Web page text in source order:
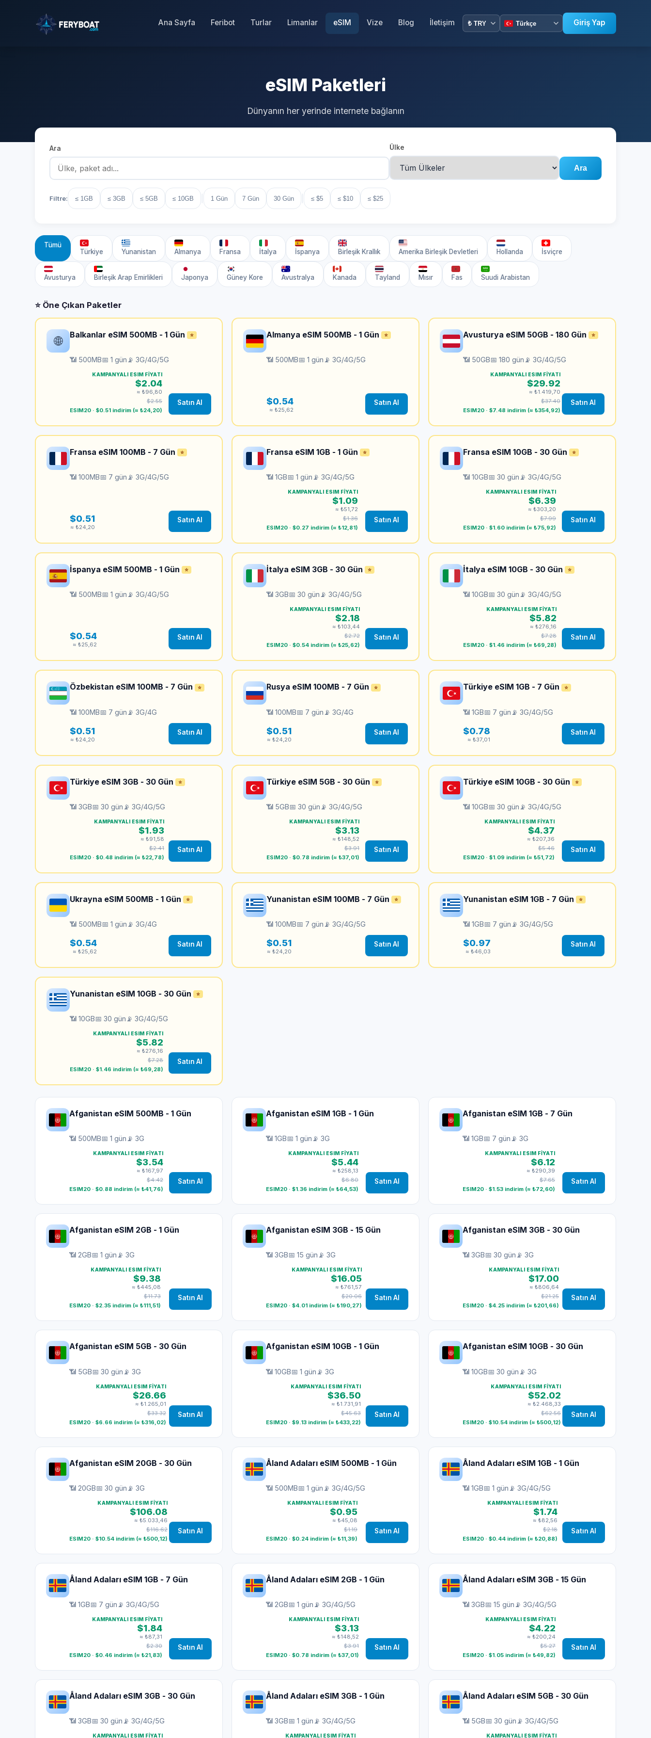
Ana Sayfa Feribot Turlar Limanlar eSIM Vize Blog İletişim Giriş Yap
eSIM Paketleri
Dünyanın her yerinde internete bağlanın
Ara Ülke
Ara
Filtre: ≤ 1GB ≤ 3GB ≤ 5GB ≤ 10GB 1 Gün 7 Gün 30 Gün ≤ $5 ≤ $10 ≤ $25
Tümü
Türkiye
Yunanistan Almanya Fransa İtalya İspanya Birleşik Krallık Amerika Birleşik Devletleri Hollanda İsviçre
Avusturya Birleşik Arap Emirlikleri Japonya Güney Kore Avustralya Kanada Tayland Mısır Fas Suudi Arabistan
⭐ Öne Çıkan Paketler
🌐 Balkanlar eSIM 500MB - 1 Gün ⭐
📶 500MB📅 1 gün 📡 3G/4G/5G
KAMPANYALI ESIM FIYATI
$2.04
≈ ₺96,80
$2.55
ESIM20 · $0.51 indirim (≈ ₺24,20)
Satın Al
Almanya eSIM 500MB - 1 Gün ⭐
📶 500MB📅 1 gün 📡 3G/4G/5G
$0.54
≈ ₺25,62
Satın Al
Avusturya eSIM 50GB - 180 Gün ⭐
📶 50GB📅 180 gün 📡 3G/4G/5G
KAMPANYALI ESIM FIYATI
$29.92
≈ ₺1.419,70
$37.40
ESIM20 · $7.48 indirim (≈ ₺354,92)
Satın Al
Fransa eSIM 100MB - 7 Gün ⭐
📶 100MB📅 7 gün 📡 3G/4G/5G
$0.51
≈ ₺24,20
Satın Al
Fransa eSIM 1GB - 1 Gün ⭐
📶 1GB📅 1 gün 📡 3G/4G/5G
KAMPANYALI ESIM FIYATI
$1.09
≈ ₺51,72
$1.36
ESIM20 · $0.27 indirim (≈ ₺12,81)
Satın Al
Fransa eSIM 10GB - 30 Gün ⭐
📶 10GB📅 30 gün 📡 3G/4G/5G
KAMPANYALI ESIM FIYATI
$6.39
≈ ₺303,20
$7.99
ESIM20 · $1.60 indirim (≈ ₺75,92)
Satın Al
İspanya eSIM 500MB - 1 Gün ⭐
📶 500MB📅 1 gün📡 3G/4G/5G
$0.54
≈ ₺25,62
Satın Al
İtalya eSIM 3GB - 30 Gün ⭐
📶 3GB📅 30 gün📡 3G/4G/5G
KAMPANYALI ESIM FIYATI
$2.18
≈ ₺103,44
$2.72
ESIM20 · $0.54 indirim (≈ ₺25,62)
Satın Al
İtalya eSIM 10GB - 30 Gün ⭐
📶 10GB📅 30 gün📡 3G/4G/5G
KAMPANYALI ESIM FIYATI
$5.82
≈ ₺276,16
$7.28
ESIM20 · $1.46 indirim (≈ ₺69,28)
Satın Al
Özbekistan eSIM 100MB - 7 Gün ⭐
📶 100MB📅 7 gün 📡 3G/4G
$0.51
≈ ₺24,20
Satın Al
Rusya eSIM 100MB - 7 Gün ⭐
📶 100MB📅 7 gün 📡 3G/4G
$0.51
≈ ₺24,20
Satın Al
Türkiye eSIM 1GB - 7 Gün ⭐
📶 1GB📅 7 gün 📡 3G/4G/5G
$0.78
≈ ₺37,01
Satın Al
Türkiye eSIM 3GB - 30 Gün ⭐
📶 3GB📅 30 gün 📡 3G/4G/5G
KAMPANYALI ESIM FIYATI
$1.93
≈ ₺91,58
$2.41
ESIM20 · $0.48 indirim (≈ ₺22,78)
Satın Al
Türkiye eSIM 5GB - 30 Gün ⭐
📶 5GB📅 30 gün 📡 3G/4G/5G
KAMPANYALI ESIM FIYATI
$3.13
≈ ₺148,52
$3.91
ESIM20 · $0.78 indirim (≈ ₺37,01)
Satın Al
Türkiye eSIM 10GB - 30 Gün ⭐
📶 10GB📅 30 gün 📡 3G/4G/5G
KAMPANYALI ESIM FIYATI
$4.37
≈ ₺207,36
$5.46
ESIM20 · $1.09 indirim (≈ ₺51,72)
Satın Al
Ukrayna eSIM 500MB - 1 Gün ⭐
📶 500MB📅 1 gün 📡 3G/4G
$0.54
≈ ₺25,62
Satın Al
Yunanistan eSIM 100MB - 7 Gün ⭐
📶 100MB📅 7 gün 📡 3G/4G/5G
$0.51
≈ ₺24,20
Satın Al
Yunanistan eSIM 1GB - 7 Gün ⭐
📶 1GB📅 7 gün 📡 3G/4G/5G
$0.97
≈ ₺46,03
Satın Al
Yunanistan eSIM 10GB - 30 Gün ⭐
📶 10GB📅 30 gün 📡 3G/4G/5G
KAMPANYALI ESIM FIYATI
$5.82
≈ ₺276,16
$7.28
ESIM20 · $1.46 indirim (≈ ₺69,28)
Satın Al
Afganistan eSIM 500MB - 1 Gün
📶 500MB📅 1 gün 📡 3G
KAMPANYALI ESIM FIYATI
$3.54
≈ ₺167,97
$4.42
ESIM20 · $0.88 indirim (≈ ₺41,76)
Satın Al
Afganistan eSIM 1GB - 1 Gün
📶 1GB📅 1 gün 📡 3G
KAMPANYALI ESIM FIYATI
$5.44
≈ ₺258,13
$6.80
ESIM20 · $1.36 indirim (≈ ₺64,53)
Satın Al
Afganistan eSIM 1GB - 7 Gün
📶 1GB📅 7 gün 📡 3G
KAMPANYALI ESIM FIYATI
$6.12
≈ ₺290,39
$7.65
ESIM20 · $1.53 indirim (≈ ₺72,60)
Satın Al
Afganistan eSIM 2GB - 1 Gün
📶 2GB📅 1 gün📡 3G
KAMPANYALI ESIM FIYATI
$9.38
≈ ₺445,08
$11.73
ESIM20 · $2.35 indirim (≈ ₺111,51)
Satın Al
Afganistan eSIM 3GB - 15 Gün
📶 3GB📅 15 gün📡 3G
KAMPANYALI ESIM FIYATI
$16.05
≈ ₺761,57
$20.06
ESIM20 · $4.01 indirim (≈ ₺190,27)
Satın Al
Afganistan eSIM 3GB - 30 Gün
📶 3GB📅 30 gün📡 3G
KAMPANYALI ESIM FIYATI
$17.00
≈ ₺806,64
$21.25
ESIM20 · $4.25 indirim (≈ ₺201,66)
Satın Al
Afganistan eSIM 5GB - 30 Gün
📶 5GB📅 30 gün 📡 3G
KAMPANYALI ESIM FIYATI
$26.66
≈ ₺1.265,01
$33.32
ESIM20 · $6.66 indirim (≈ ₺316,02)
Satın Al
Afganistan eSIM 10GB - 1 Gün
📶 10GB📅 1 gün 📡 3G
KAMPANYALI ESIM FIYATI
$36.50
≈ ₺1.731,91
$45.63
ESIM20 · $9.13 indirim (≈ ₺433,22)
Satın Al
Afganistan eSIM 10GB - 30 Gün
📶 10GB📅 30 gün 📡 3G
KAMPANYALI ESIM FIYATI
$52.02
≈ ₺2.468,33
$62.56
ESIM20 · $10.54 indirim (≈ ₺500,12)
Satın Al
Afganistan eSIM 20GB - 30 Gün
📶 20GB📅 30 gün 📡 3G
KAMPANYALI ESIM FIYATI
$106.08
≈ ₺5.033,46
$116.62
ESIM20 · $10.54 indirim (≈ ₺500,12)
Satın Al
Åland Adaları eSIM 500MB - 1 Gün
📶 500MB📅 1 gün 📡 3G/4G/5G
KAMPANYALI ESIM FIYATI
$0.95
≈ ₺45,08
$1.19
ESIM20 · $0.24 indirim (≈ ₺11,39)
Satın Al
Åland Adaları eSIM 1GB - 1 Gün
📶 1GB📅 1 gün 📡 3G/4G/5G
KAMPANYALI ESIM FIYATI
$1.74
≈ ₺82,56
$2.18
ESIM20 · $0.44 indirim (≈ ₺20,88)
Satın Al
Åland Adaları eSIM 1GB - 7 Gün
📶 1GB📅 7 gün 📡 3G/4G/5G
KAMPANYALI ESIM FIYATI
$1.84
≈ ₺87,31
$2.30
ESIM20 · $0.46 indirim (≈ ₺21,83)
Satın Al
Åland Adaları eSIM 2GB - 1 Gün
📶 2GB📅 1 gün 📡 3G/4G/5G
KAMPANYALI ESIM FIYATI
$3.13
≈ ₺148,52
$3.91
ESIM20 · $0.78 indirim (≈ ₺37,01)
Satın Al
Åland Adaları eSIM 3GB - 15 Gün
📶 3GB📅 15 gün 📡 3G/4G/5G
KAMPANYALI ESIM FIYATI
$4.22
≈ ₺200,24
$5.27
ESIM20 · $1.05 indirim (≈ ₺49,82)
Satın Al
Åland Adaları eSIM 3GB - 30 Gün
📶 3GB📅 30 gün 📡 3G/4G/5G
KAMPANYALI ESIM FIYATI
Åland Adaları eSIM 3GB - 1 Gün
📶 3GB📅 1 gün 📡 3G/4G/5G
KAMPANYALI ESIM FIYATI
Åland Adaları eSIM 5GB - 30 Gün
📶 5GB📅 30 gün 📡 3G/4G/5G
KAMPANYALI ESIM FIYATI